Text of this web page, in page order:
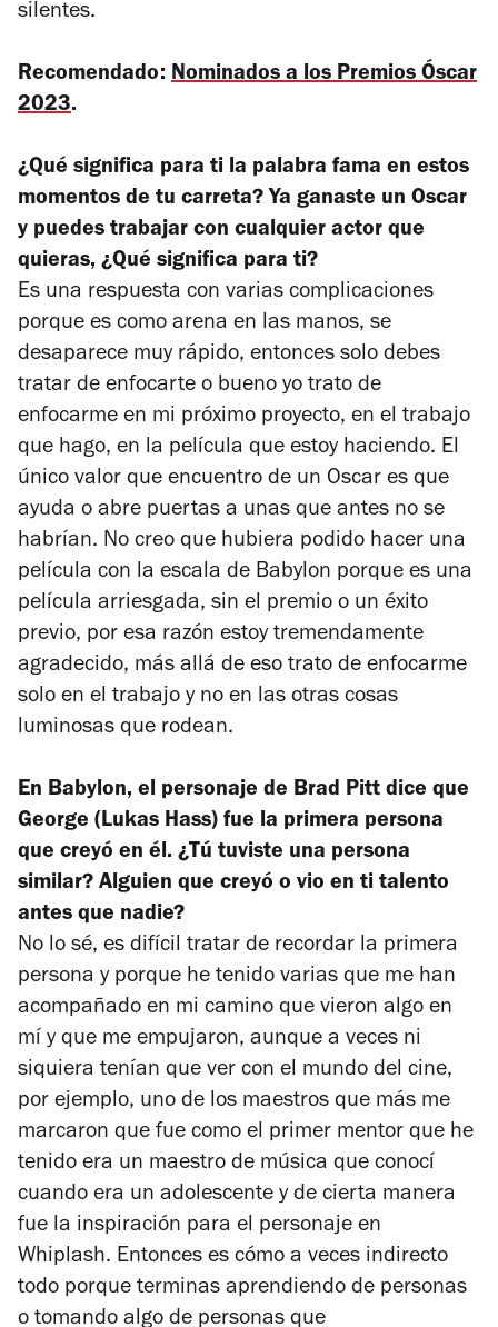
silentes.
Recomendado: Nominados a los Premios Óscar
2023.
¿Qué significa para ti la palabra fama en estos
momentos de tu carreta? Ya ganaste un Oscar
y puedes trabajar con cualquier actor que
quieras, ¿Qué significa para ti?
Es una respuesta con varias complicaciones
porque es como arena en las manos, se
desaparece muy rápido, entonces solo debes
tratar de enfocarte o bueno yo trato de
enfocarme en mi próximo proyecto, en el trabajo
que hago, en la película que estoy haciendo. El
único valor que encuentro de un Oscar es que
ayuda o abre puertas a unas que antes no se
habrían. No creo que hubiera podido hacer una
película con la escala de Babylon porque es una
película arriesgada, sin el premio o un éxito
previo, por esa razón estoy tremendamente
agradecido, más allá de eso trato de enfocarme
solo en el trabajo y no en las otras cosas
luminosas que rodean.
En Babylon, el personaje de Brad Pitt dice que
George (Lukas Hass) fue la primera persona
que creyó en él. ¿Tú tuviste una persona
similar? Alguien que creyó o vio en ti talento
antes que nadie?
No lo sé, es difícil tratar de recordar la primera
persona y porque he tenido varias que me han
acompañado en mi camino que vieron algo en
mí y que me empujaron, aunque a veces ni
siquiera tenían que ver con el mundo del cine,
por ejemplo, uno de los maestros que más me
marcaron que fue como el primer mentor que he
tenido era un maestro de música que conocí
cuando era un adolescente y de cierta manera
fue la inspiración para el personaje en
Whiplash. Entonces es cómo a veces indirecto
todo porque terminas aprendiendo de personas
o tomando algo de personas que